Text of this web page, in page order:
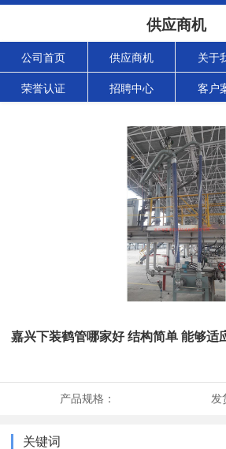
供应商机
公司首页 供应商机 关于
荣誉认证 招聘中心 客户
嘉兴下装鹤管哪家好 结构简单 能够适
产品规格： 发
关键词